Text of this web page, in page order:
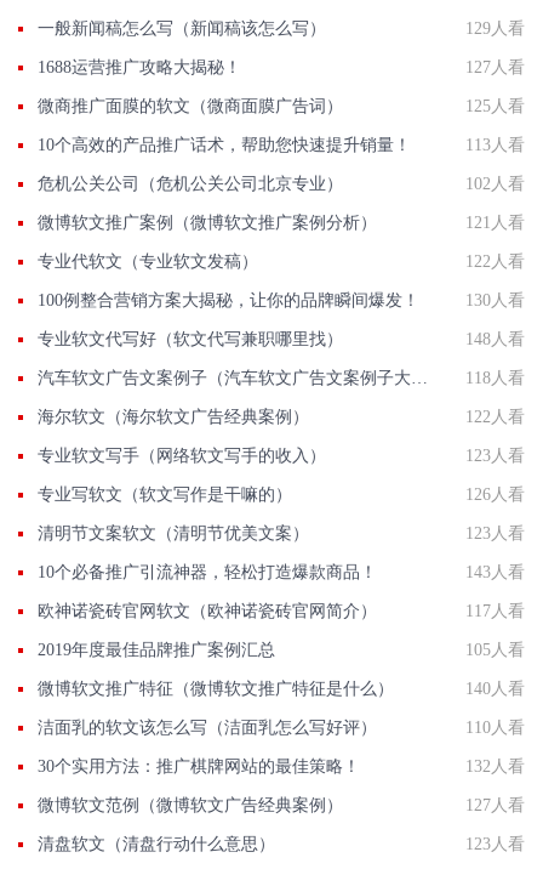
一般新闻稿怎么写（新闻稿该怎么写） 129人看
1688运营推广攻略大揭秘！ 127人看
微商推广面膜的软文（微商面膜广告词） 125人看
10个高效的产品推广话术，帮助您快速提升销量！ 113人看
危机公关公司（危机公关公司北京专业） 102人看
微博软文推广案例（微博软文推广案例分析） 121人看
专业代软文（专业软文发稿） 122人看
100例整合营销方案大揭秘，让你的品牌瞬间爆发！ 130人看
专业软文代写好（软文代写兼职哪里找） 148人看
118人看
海尔软文（海尔软文广告经典案例） 122人看
专业软文写手（网络软文写手的收入） 123人看
专业写软文（软文写作是干嘛的） 126人看
清明节文案软文（清明节优美文案） 123人看
10个必备推广引流神器，轻松打造爆款商品！ 143人看
欧神诺瓷砖官网软文（欧神诺瓷砖官网简介） 117人看
2019年度最佳品牌推广案例汇总 105人看
微博软文推广特征（微博软文推广特征是什么） 140人看
洁面乳的软文该怎么写（洁面乳怎么写好评） 110人看
30个实用方法：推广棋牌网站的最佳策略！ 132人看
微博软文范例（微博软文广告经典案例） 127人看
清盘软文（清盘行动什么意思） 123人看